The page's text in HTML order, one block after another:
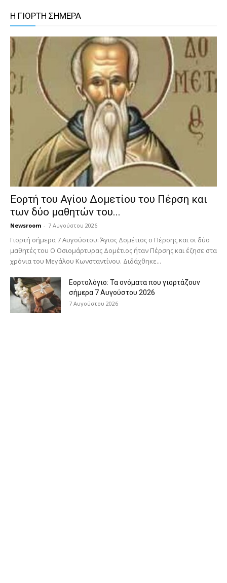
Η ΓΙΟΡΤΗ ΣΗΜΕΡΑ
Εορτή του Αγίου Δομετίου του Πέρση και
των δύο μαθητών του...
Newsroom - 7 Αυγούστου 2026
Γιορτή σήμερα 7 Αυγούστου: Άγιος Δομέτιος ο Πέρσης και οι δύο
μαθητές του Ο Oσιομάρτυρας Δομέτιος ήταν Πέρσης και έζησε στα
χρόνια του Μεγάλου Κωνσταντίνου. Διδάχθηκε...
Εορτολόγιο: Τα ονόματα που γιορτάζουν
σήμερα 7 Αυγούστου 2026
7 Αυγούστου 2026